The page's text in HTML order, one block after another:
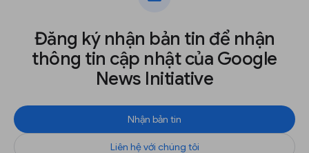
Đăng ký nhận bản tin để nhận
thông tin cập nhật của Google
News Initiative
Nhận bản tin
Liên hệ với chúng tôi